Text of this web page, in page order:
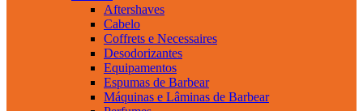
Aftershaves
Cabelo
Coffrets e Necessaires
Desodorizantes
Equipamentos
Espumas de Barbear
Máquinas e Lâminas de Barbear